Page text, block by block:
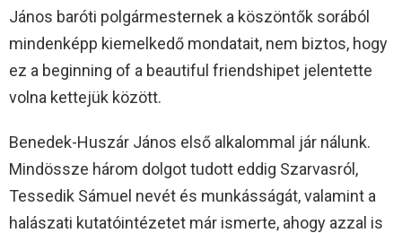
János baróti polgármesternek a köszöntők sorából
mindenképp kiemelkedő mondatait, nem biztos, hogy
ez a beginning of a beautiful friendshipet jelentette
volna kettejük között.
Benedek-Huszár János első alkalommal jár nálunk.
Mindössze három dolgot tudott eddig Szarvasról,
Tessedik Sámuel nevét és munkásságát, valamint a
halászati kutatóintézetet már ismerte, ahogy azzal is